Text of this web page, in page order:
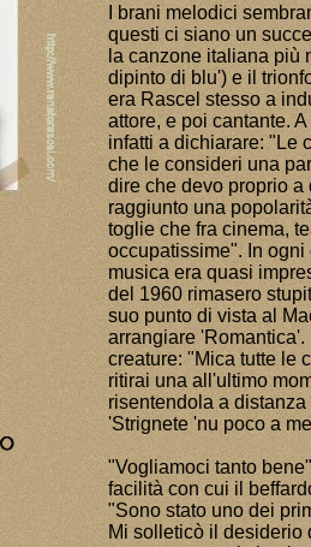
I brani melodici
questi ci siano un
la canzone italiana più
dipinto di blu') e il
era Rascel stesso a
attore, e poi cantante.
infatti a dichiarare: "Le
che le consideri una
dire che devo proprio
raggiunto una
toglie che fra cinema,
occupatissime". In
musica era quasi
del 1960 rimasero
suo punto di vista al
arrangiare
creature: "Mica tutte le
ritirai una all'ultimo
risentendola a
'Strignete 'nu poco a
"Vogliamoci tanto
facilità con cui il
"Sono stato uno dei
Mi solleticò il desiderio